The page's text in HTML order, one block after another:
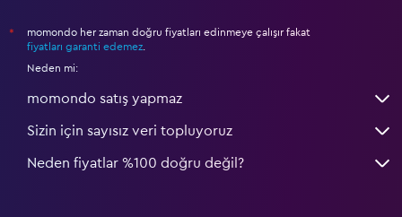
*
momondo her zaman doğru fiyatları edinmeye çalışır fakat
fiyatları garanti edemez
Neden mi:
momondo satış yapmaz
Sizin için sayısız veri topluyoruz
Neden fiyatlar %100 doğru değil?